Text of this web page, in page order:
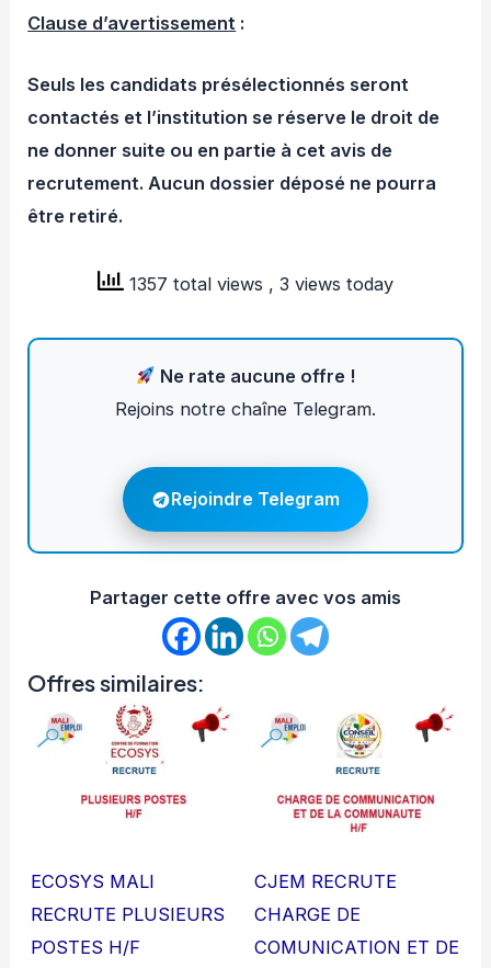
Clause d’avertissement :
Seuls les candidats présélectionnés seront
contactés et l’institution se réserve le droit de
ne donner suite ou en partie à cet avis de
recrutement. Aucun dossier déposé ne pourra
être retiré.
1357 total views , 3 views today
Ne rate aucune offre !
Rejoins notre chaîne Telegram.
Rejoindre Telegram
Partager cette offre avec vos amis
Offres similaires:
ECOSYS MALI
RECRUTE PLUSIEURS
POSTES H/F
CJEM RECRUTE
CHARGE DE
COMUNICATION ET DE